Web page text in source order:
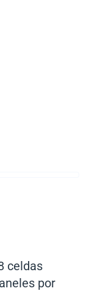
celdas
por